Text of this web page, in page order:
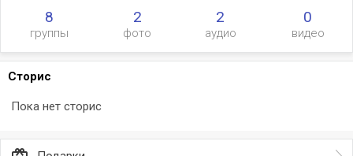
8
группы
2
фото
2
аудио
0
видео
Сторис
Пока нет сторис